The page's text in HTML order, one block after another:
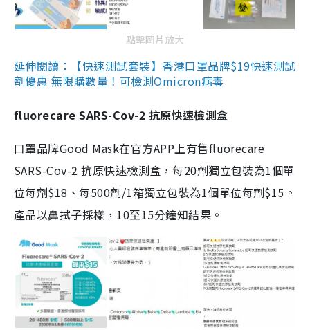
點擊圖片放大
延伸閱讀：【快速測試套裝】香港口罩品牌$19快速測試
劑優惠 無限購數量！可檢測Omicron病毒
fluorecare SARS-Cov-2 抗原快速檢測盒
口罩品牌Good Mask在官方APP上有售fluorecare
SARS-Cov-2 抗原快速檢測盒，每20劑獨立包裝為1個單
位每劑$18、每500劑/1箱獨立包裝為1個單位每劑$15。
產品以鼻拭子採樣，10至15分鐘知結果。